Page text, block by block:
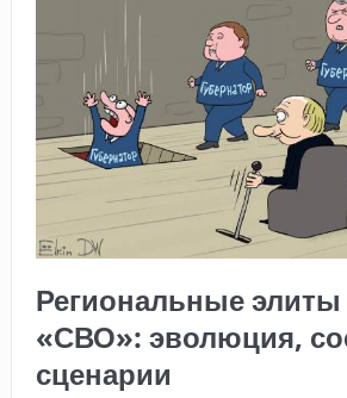
Региональные элиты
«СВО»: эволюция,
сценарии